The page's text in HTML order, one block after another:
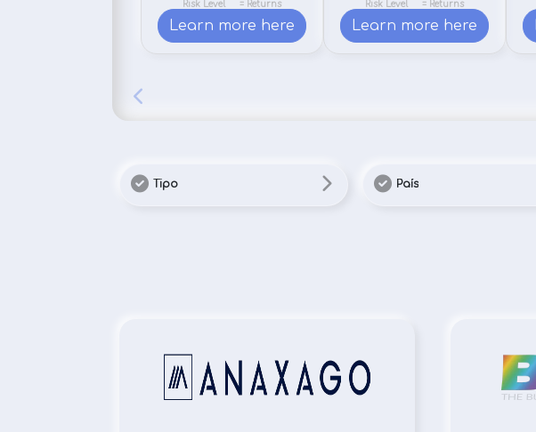
Risk Level = Returns
Learn more here
Risk Level = Returns
Learn more here
Tipo País